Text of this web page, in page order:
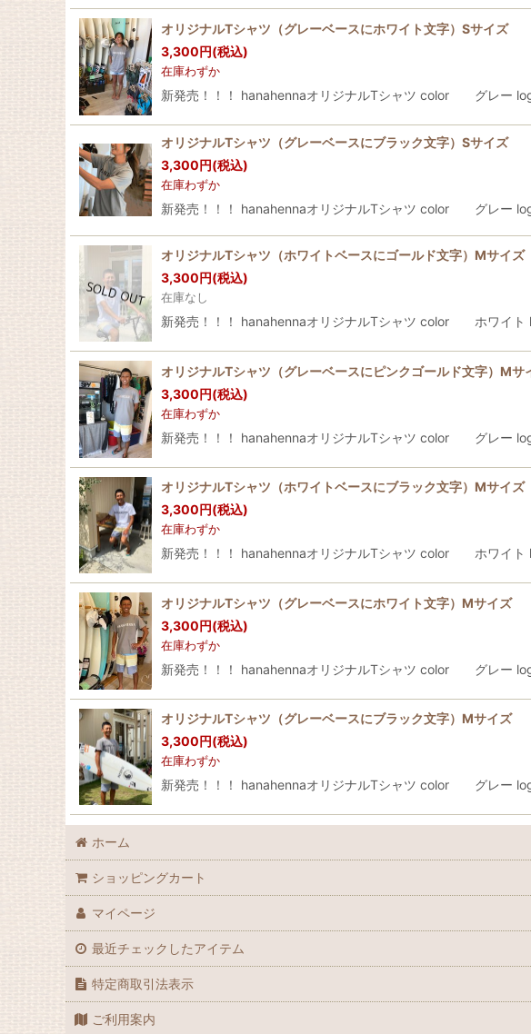
オリジナルTシャツ（グレーベースにホワイト文字）Sサイズ
3,300円(税込)
在庫わずか
新発売！！！ hanahennaオリジナルTシャツ color グレ
オリジナルTシャツ（グレーベースにブラック文字）Sサイズ
3,300円(税込)
在庫わずか
新発売！！！ hanahennaオリジナルTシャツ color グレ
オリジナルTシャツ（ホワイトベースにゴールド文字）Mサイズ
3,300円(税込)
在庫なし
新発売！！！ hanahennaオリジナルTシャツ color ホワ
オリジナルTシャツ（グレーベースにピンクゴールド文字）Mサ
3,300円(税込)
在庫わずか
新発売！！！ hanahennaオリジナルTシャツ color グレ
オリジナルTシャツ（ホワイトベースにブラック文字）Mサイズ
3,300円(税込)
在庫わずか
新発売！！！ hanahennaオリジナルTシャツ color ホワ
オリジナルTシャツ（グレーベースにホワイト文字）Mサイズ
3,300円(税込)
在庫わずか
新発売！！！ hanahennaオリジナルTシャツ color グレ
オリジナルTシャツ（グレーベースにブラック文字）Mサイズ
3,300円(税込)
在庫わずか
新発売！！！ hanahennaオリジナルTシャツ color グレ
ホーム
ショッピングカート
マイページ
最近チェックしたアイテム
特定商取引法表示
ご利用案内